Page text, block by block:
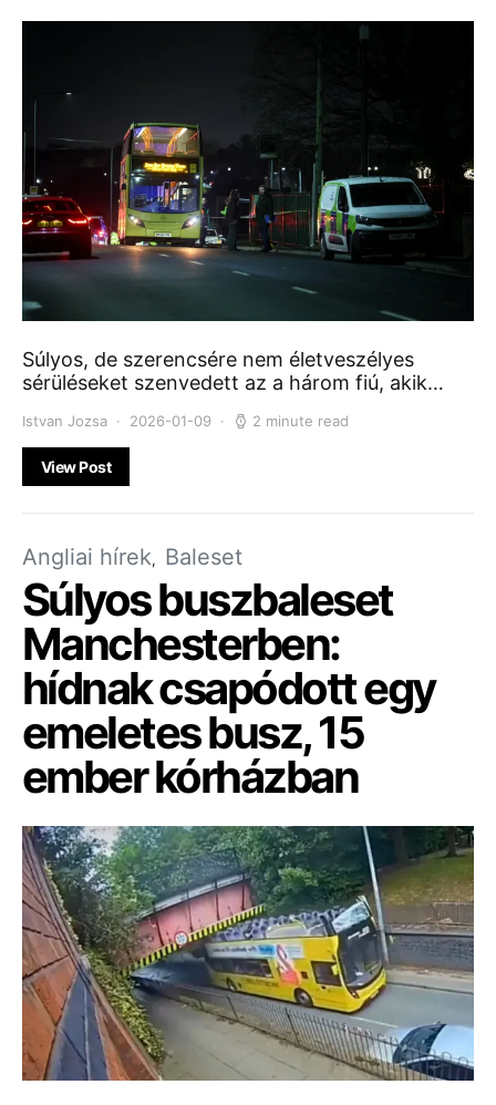
Súlyos, de szerencsére nem életveszélyes
sérüléseket szenvedett az a három fiú, akik…
Istvan Jozsa 2026-01-09 2 minute read
View Post
Angliai hírek Baleset
Súlyos buszbaleset
Manchesterben:
hídnak csapódott egy
emeletes busz, 15
ember kórházban